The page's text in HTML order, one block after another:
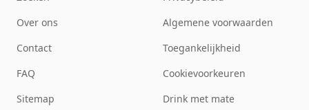
Over ons
Contact
FAQ
Sitemap
Algemene voorwaarden
Toegankelijkheid
Cookievoorkeuren
Drink met mate